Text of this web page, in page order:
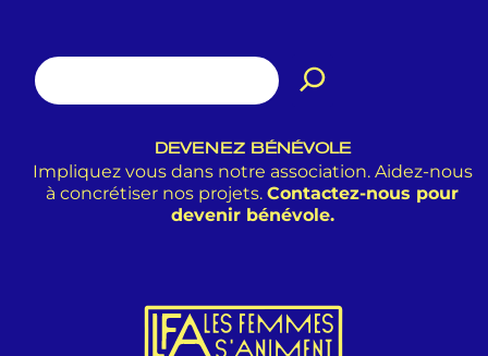
DEVENEZ BÉNÉVOLE
Impliquez vous dans notre association. Aidez-nous
à concrétiser nos projets. Contactez-nous pour
devenir bénévole.